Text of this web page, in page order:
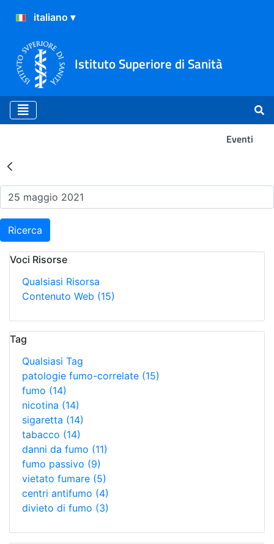
Istituto Superiore di Sanità
Eventi
Risultati della Ricerca -
Ricerca
Voci Risorse
Qualsiasi Risorsa
Contenuto Web (15)
Tag
Qualsiasi Tag
patologie fumo-correlate (15)
fumo (14)
nicotina (14)
sigaretta (14)
tabacco (14)
danni da fumo (11)
fumo passivo (9)
vietato fumare (5)
centri antifumo (4)
divieto di fumo (3)